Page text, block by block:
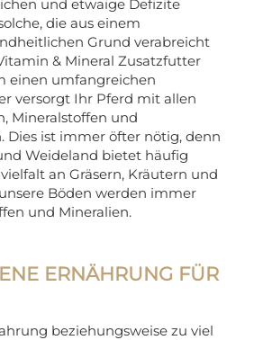
und etwaige Defizite
die aus einem
Grund verabreicht
& Mineral Zusatzfutter
einen umfangreichen
versorgt Ihr Pferd mit allen
Mineralstoffen und
Dies ist immer öfter nötig, denn
Weideland bietet häufig
an Gräsern, Kräutern und
Böden werden immer
und Mineralien.
ERNÄHRUNG FÜR
beziehungsweise zu viel